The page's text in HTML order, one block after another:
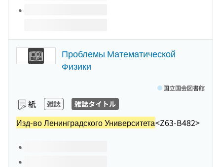
Проблемы Математической
Физики
紙 雑誌 雑誌タイトル
Изд-во Ленинградского Университета<Z63-B482>
国立国会図書館
このタイトルの巻号